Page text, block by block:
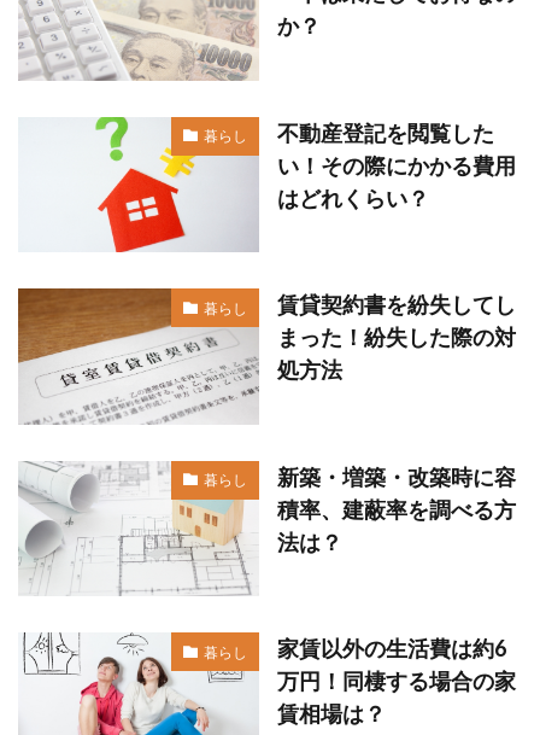
か？
暮らし
不動産登記を閲覧した
い！その際にかかる費用
はどれくらい？
暮らし
賃貸契約書を紛失してし
まった！紛失した際の対
処方法
暮らし
新築・増築・改築時に容
積率、建蔽率を調べる方
法は？
暮らし
家賃以外の生活費は約6
万円！同棲する場合の家
賃相場は？